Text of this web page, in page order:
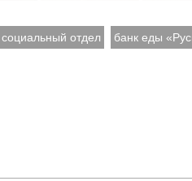
социальный отдел банк еды